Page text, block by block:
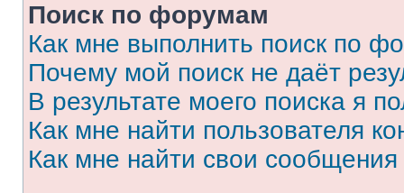
Поиск по форумам
Как мне выполнить поиск по
Почему мой поиск не даёт
В результате моего поиска я
Как мне найти пользователя
Как мне найти свои